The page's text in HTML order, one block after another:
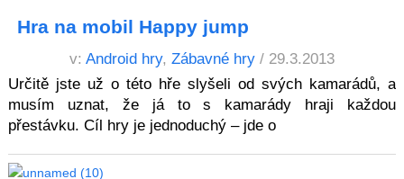
Hra na mobil Happy jump
v: Android hry, Zábavné hry / 29.3.2013
Určitě jste už o této hře slyšeli od svých kamarádů, a
musím uznat, že já to s kamarády hraji každou
přestávku. Cíl hry je jednoduchý – jde o